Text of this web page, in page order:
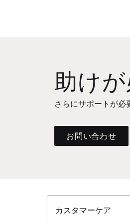
助け
さらにサポートが必
お問い合わせ
カスタマーケア